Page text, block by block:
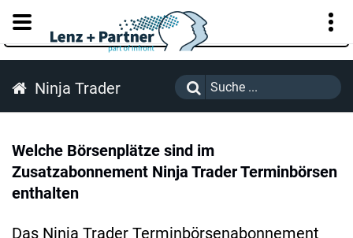
KUNDENPORTAL
Ninja Trader
Welche Börsenplätze sind im
Zusatzabonnement Ninja Trader Terminbörsen
enthalten
Das Ninja Trader Terminbörsenabonnement